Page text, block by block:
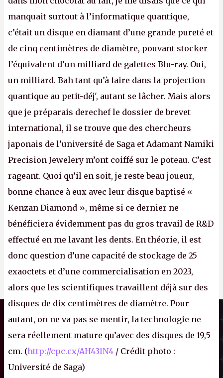
manquait surtout à l’informatique quantique,
c’était un disque en diamant d’une grande pureté et
de cinq centimètres de diamètre, pouvant stocker
l’équivalent d’un milliard de galettes Blu-ray. Oui,
un milliard. Bah tant qu’à faire dans la projection
quantique au petit-déj', autant se lâcher. Mais alors
que je préparais derechef le dossier de brevet
international, il se trouve que des chercheurs
japonais de l’université de Saga et Adamant Namiki
Precision Jewelery m’ont coiffé sur le poteau. C’est
rageant. Quoi qu’il en soit, je reste beau joueur,
bonne chance à eux avec leur disque baptisé «
Kenzan Diamond », même si ce dernier ne
bénéficiera évidemment pas du gros travail de R&D
effectué en me lavant les dents. En théorie, il est
donc question d’une capacité de stockage de 25
exaoctets et d’une commercialisation en 2023,
alors que les scientifiques travaillent déjà sur des
disques de dix centimètres de diamètre. Pour
autant, on ne va pas se mentir, la technologie ne
sera réellement mature qu’avec des disques de 19,5
cm. (http://cpc.cx/AH431N4 / Crédit photo :
Université de Saga)
Kiosque numérique
Boutique
Il n'y a pas de
Cookie à se faire !
Ce site n'a recours à aucun tracker
statistiques de fréquentation et se limite
aux cookies nécessaires au bon
fonctionnement de votre session. Mais